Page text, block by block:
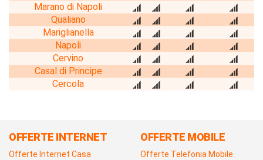
Marano di Napoli
Qualiano
Mariglianella
Napoli
Cervino
Casal di Principe
Cercola
OFFERTE INTERNET
Offerte Internet Casa
OFFERTE MOBILE
Offerte Telefonia Mobile